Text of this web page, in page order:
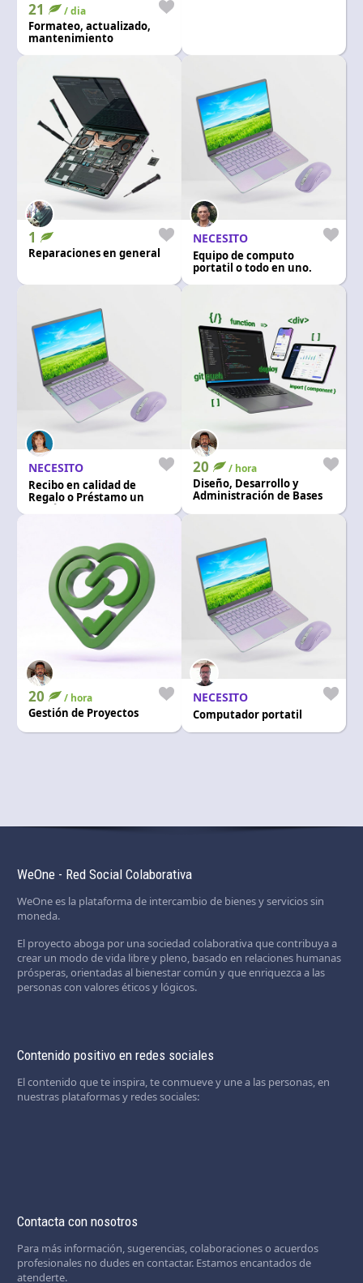
21 / dia
Formateo, actualizado,
mantenimiento
1
Reparaciones en general
NECESITO
Equipo de computo
portatil o todo en uno.
NECESITO
Recibo en calidad de
Regalo o Préstamo un
portátil
20 / hora
Diseño, Desarrollo y
Administración de Bases
20 / hora
Gestión de Proyectos
NECESITO
Computador portatil
WeOne - Red Social Colaborativa
WeOne es la plataforma de intercambio de bienes y servicios sin
moneda.
El proyecto aboga por una sociedad colaborativa que contribuya a
crear un modo de vida libre y pleno, basado en relaciones humanas
prósperas, orientadas al bienestar común y que enriquezca a las
personas con valores éticos y lógicos.
Contenido positivo en redes sociales
El contenido que te inspira, te conmueve y une a las personas, en
nuestras plataformas y redes sociales:
Contacta con nosotros
Para más información, sugerencias, colaboraciones o acuerdos
profesionales no dudes en contactar. Estamos encantados de
atenderte.